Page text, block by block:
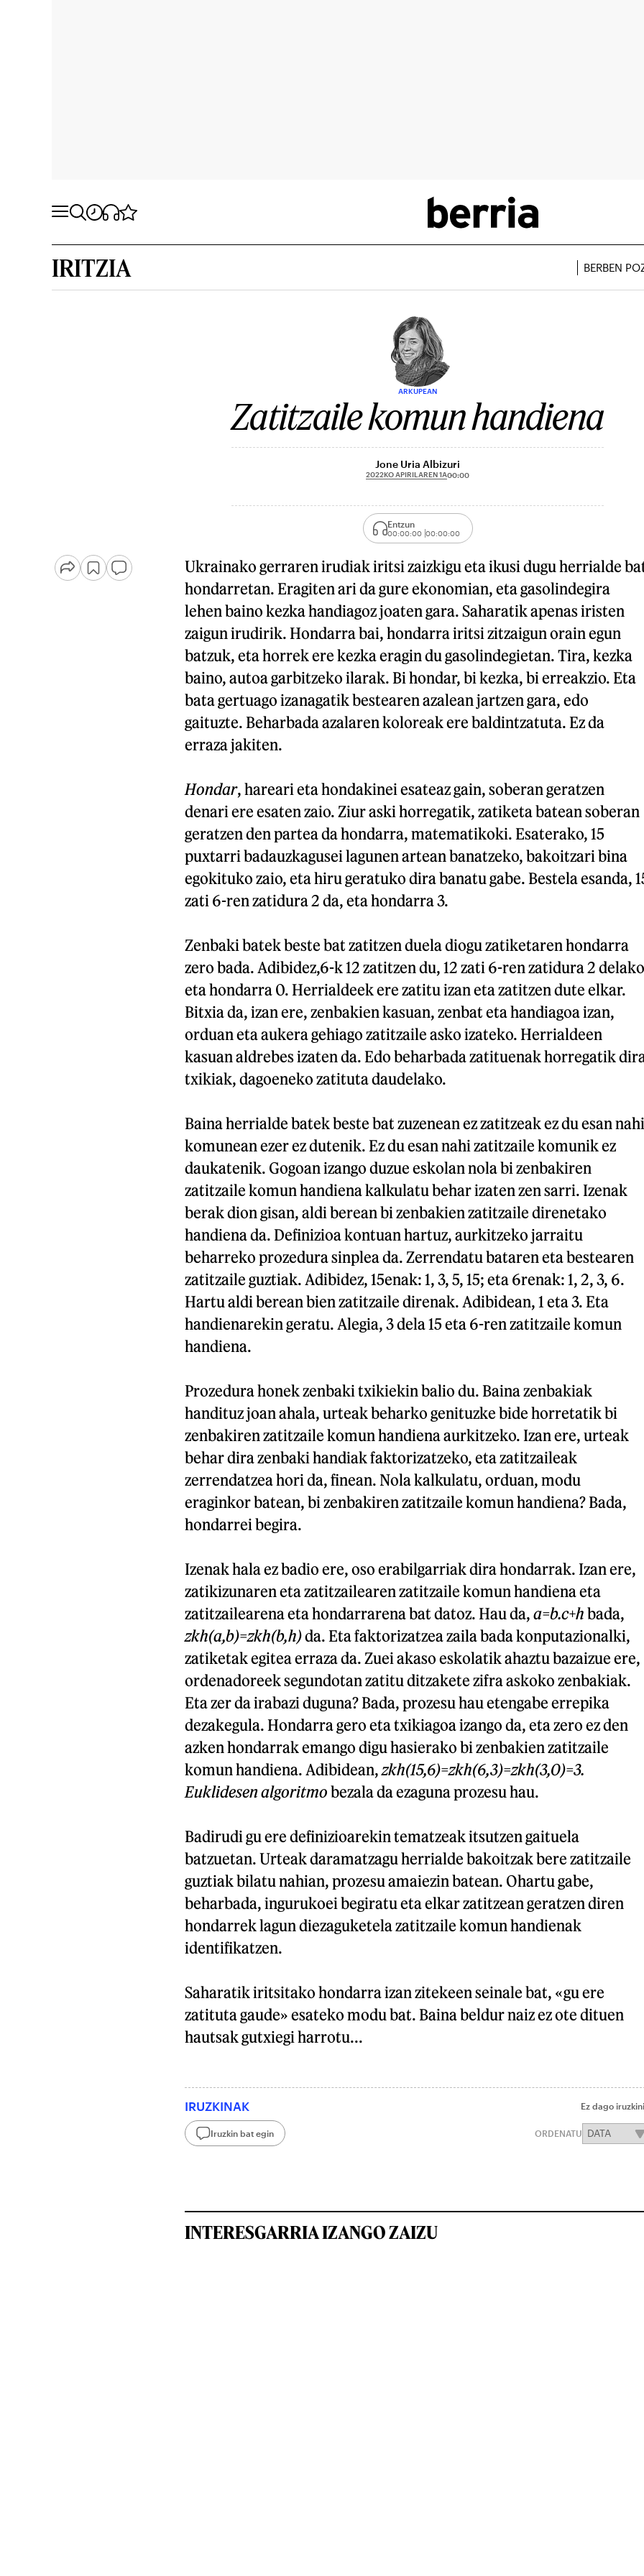
IRITZIA BERBEN
ARKUPEAN
Zatitzaile komun handiena
Jone Uria Albizuri
2022KO APIRILAREN 1A00:00
Entzun
00:00:00 00:00:00
Ukrainako gerraren irudiak iritsi zaizkigu eta ikusi dugu herrialde
hondarretan. Eragiten ari da gure ekonomian, eta gasolindegira
lehen baino kezka handiagoz joaten gara. Saharatik apenas iristen
zaigun irudirik. Hondarra bai, hondarra iritsi zitzaigun orain egun
batzuk, eta horrek ere kezka eragin du gasolindegietan. Tira, kezka
baino, autoa garbitzeko ilarak. Bi hondar, bi kezka, bi erreakzio. Eta
bata gertuago izanagatik bestearen azalean jartzen gara, edo
gaituzte. Beharbada azalaren koloreak ere baldintzatuta. Ez da
erraza jakiten.
Hondar, hareari eta hondakinei esateaz gain, soberan geratzen
denari ere esaten zaio. Ziur aski horregatik, zatiketa batean soberan
geratzen den partea da hondarra, matematikoki. Esaterako, 15
puxtarri badauzkagusei lagunen artean banatzeko, bakoitzari bina
egokituko zaio, eta hiru geratuko dira banatu gabe. Bestela esanda,
zati 6-ren zatidura 2 da, eta hondarra 3.
Zenbaki batek beste bat zatitzen duela diogu zatiketaren hondarra
zero bada. Adibidez,6-k 12 zatitzen du, 12 zati 6-ren zatidura 2 delako
eta hondarra 0. Herrialdeek ere zatitu izan eta zatitzen dute elkar.
Bitxia da, izan ere, zenbakien kasuan, zenbat eta handiagoa izan,
orduan eta aukera gehiago zatitzaile asko izateko. Herrialdeen
kasuan aldrebes izaten da. Edo beharbada zatituenak horregatik
txikiak, dagoeneko zatituta daudelako.
Baina herrialde batek beste bat zuzenean ez zatitzeak ez du esan nahi
komunean ezer ez dutenik. Ez du esan nahi zatitzaile komunik ez
daukatenik. Gogoan izango duzue eskolan nola bi zenbakiren
zatitzaile komun handiena kalkulatu behar izaten zen sarri. Izenak
berak dion gisan, aldi berean bi zenbakien zatitzaile direnetako
handiena da. Definizioa kontuan hartuz, aurkitzeko jarraitu
beharreko prozedura sinplea da. Zerrendatu bataren eta bestearen
zatitzaile guztiak. Adibidez, 15enak: 1, 3, 5, 15; eta 6renak: 1, 2, 3, 6.
Hartu aldi berean bien zatitzaile direnak. Adibidean, 1 eta 3. Eta
handienarekin geratu. Alegia, 3 dela 15 eta 6-ren zatitzaile komun
handiena.
Prozedura honek zenbaki txikiekin balio du. Baina zenbakiak
handituz joan ahala, urteak beharko genituzke bide horretatik bi
zenbakiren zatitzaile komun handiena aurkitzeko. Izan ere, urteak
behar dira zenbaki handiak faktorizatzeko, eta zatitzaileak
zerrendatzea hori da, finean. Nola kalkulatu, orduan, modu
eraginkor batean, bi zenbakiren zatitzaile komun handiena? Bada,
hondarrei begira.
Izenak hala ez badio ere, oso erabilgarriak dira hondarrak. Izan ere,
zatikizunaren eta zatitzailearen zatitzaile komun handiena eta
zatitzailearena eta hondarrarena bat datoz. Hau da, a=b.c+h bada,
zkh(a,b)=zkh(b,h)da. Eta faktorizatzea zaila bada konputazionalki,
zatiketak egitea erraza da. Zuei akaso eskolatik ahaztu bazaizue ere,
ordenadoreek segundotan zatitu ditzakete zifra askoko zenbakiak.
Eta zer da irabazi duguna? Bada, prozesu hau etengabe errepika
dezakegula. Hondarra gero eta txikiagoa izango da, eta zero ez den
azken hondarrak emango digu hasierako bi zenbakien zatitzaile
komun handiena. Adibidean,zkh(15,6)=zkh(6,3)=zkh(3,0)=3.
Euklidesen algoritmo bezala da ezaguna prozesu hau.
Badirudi gu ere definizioarekin tematzeak itsutzen gaituela
batzuetan. Urteak daramatzagu herrialde bakoitzak bere zatitzaile
guztiak bilatu nahian, prozesu amaiezin batean. Ohartu gabe,
beharbada, ingurukoei begiratu eta elkar zatitzean geratzen diren
hondarrek lagun diezaguketela zatitzaile komun handienak
identifikatzen.
Saharatik iritsitako hondarra izan zitekeen seinale bat, «gu ere
zatituta gaude» esateko modu bat. Baina beldur naiz ez ote dituen
hautsak gutxiegi harrotu...
IRUZKINAK Ez dago
Iruzkin bat egin ORDENATU
INTERESGARRIA IZANGO ZAIZU